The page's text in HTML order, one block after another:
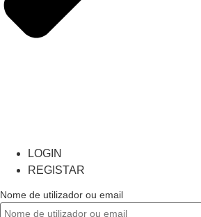
LOGIN
REGISTAR
Nome de utilizador ou email